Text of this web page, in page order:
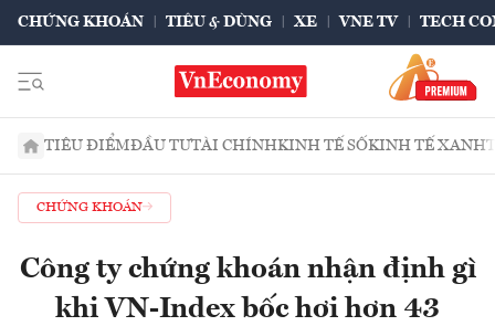
CHỨNG KHOÁN TIÊU & DÙNG XE VNE TV TECH
TIÊU ĐIỂMĐẦU TƯTÀI CHÍNHKINH TẾ SỐKINH TẾ XANH
CHỨNG KHOÁN
Công ty chứng khoán nhận định gì
khi VN-Index bốc hơi hơn 43